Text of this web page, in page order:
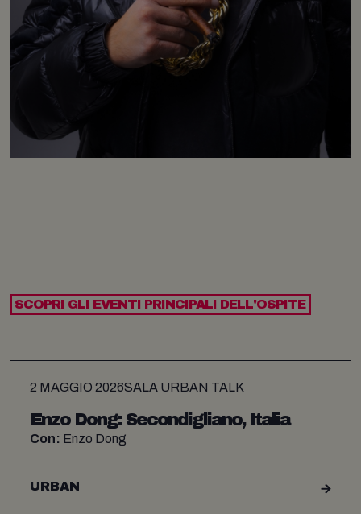
SCOPRI GLI EVENTI PRINCIPALI DELL'OSPITE
2 MAGGIO 2026SALA URBAN TALK
Enzo Dong: Secondigliano, Italia
Con: Enzo Dong
URBAN